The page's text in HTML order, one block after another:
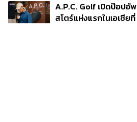
กรมรับใช้ชาติ
A.P.C. Golf เปิดป๊อปอัพ
สโตร์แห่งแรกในเอเชียที่